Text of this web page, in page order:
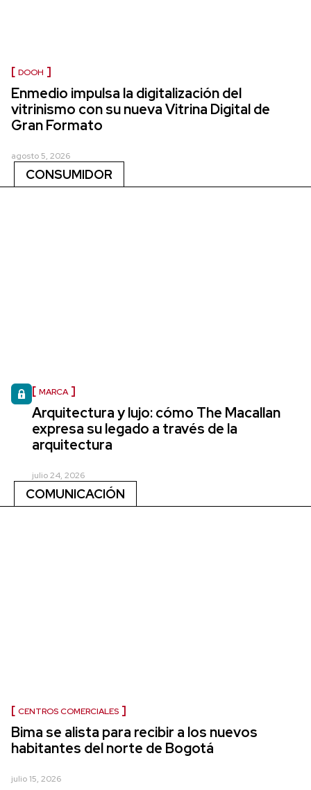
DOOH
Enmedio impulsa la digitalización del
vitrinismo con su nueva Vitrina Digital de
Gran Formato
agosto 5, 2026
CONSUMIDOR
MARCA
Arquitectura y lujo: cómo The Macallan
expresa su legado a través de la
arquitectura
julio 24, 2026
COMUNICACIÓN
CENTROS COMERCIALES
Bima se alista para recibir a los nuevos
habitantes del norte de Bogotá
julio 15, 2026